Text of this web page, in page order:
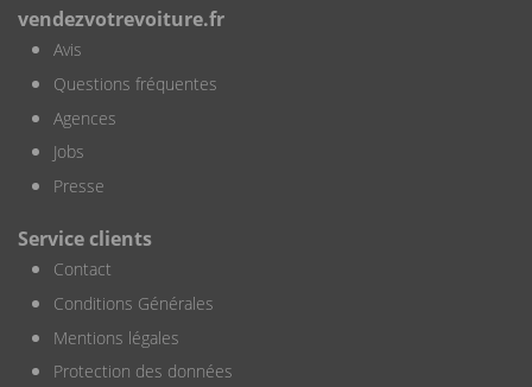
vendezvotrevoiture.fr
Avis
Questions fréquentes
Agences
Jobs
Presse
Service clients
Contact
Conditions Générales
Mentions légales
Protection des données